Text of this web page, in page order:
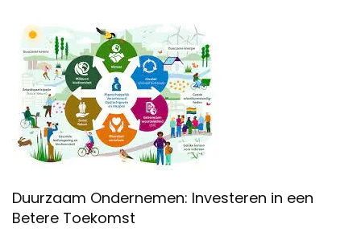
Duurzaam Ondernemen: Investeren in een
Betere Toekomst